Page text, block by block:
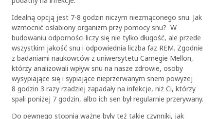
Idealną opcją jest 7-8 godzin niczym niezmąconego snu. Jak
wzmocnić osłabiony organizm przy pomocy snu? W
budowaniu odporności liczy się nie tylko długość, ale przede
wszystkim jakość snu i odpowiednia liczba faz REM. Zgodnie
z badaniami naukowców z uniwersytetu Carnegie Mellon,
którzy analizowali wpływ snu na nasze zdrowie, osoby
wysypiające się i sypiające nieprzerwanym snem powyżej
8 godzin 3 razy rzadziej zapadały na infekcje, niż Ci, którzy
spali poniżej 7 godzin, albo ich sen był regularnie przerywany.
Do pewnego stopnia ważne były też takie czynniki, jak